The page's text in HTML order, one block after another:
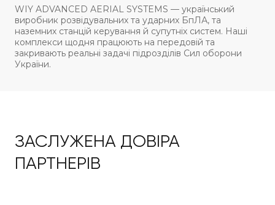
WIY ADVANCED AERIAL SYSTEMS — український
виробник розвідувальних та ударних БпЛА, та
наземних станцій керування й супутніх систем. Наші
комплекси щодня працюють на передовій та
закривають реальні задачі підрозділів Сил оборони
України.
ЗАСЛУЖЕНА ДОВІРА
ПАРТНЕРІВ